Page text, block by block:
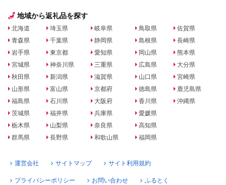
地域から返礼品を探す
北海道
青森県
岩手県
宮城県
秋田県
山形県
福島県
茨城県
栃木県
群馬県
埼玉県
千葉県
東京都
神奈川県
新潟県
富山県
石川県
福井県
山梨県
長野県
岐阜県
静岡県
愛知県
三重県
滋賀県
京都府
大阪府
兵庫県
奈良県
和歌山県
鳥取県
島根県
岡山県
広島県
山口県
徳島県
香川県
愛媛県
高知県
福岡県
佐賀県
長崎県
熊本県
大分県
宮崎県
鹿児島県
沖縄県
運営会社 サイトマップ サイト利用規約
プライバシーポリシー お問い合わせ ふるとく